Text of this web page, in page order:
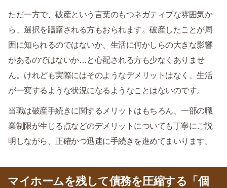
ただ一方で、破産という言葉のもつネガティブな雰囲気か
ら、選択を躊躇される方もおられます。破産したことが周
囲に知られるのではないか、生活に何かしらの大きな影響
があるのではないか…と心配される方も少なくありませ
ん。けれども実際にはそのようなデメリットはなく、生活
が一変するような状況になるようなことはないのです。
当職は破産手続きに関するメリットはもちろん、一部の職
業制限が生じる点などのデメリットについても丁寧にご説
明しながら、正確かつ迅速に手続きを進めてまいります。
マイホームを残して債務を圧縮する「個